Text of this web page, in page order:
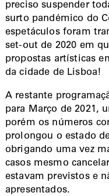
preciso suspender
surto pandémico do
espetáculos foram
set-out de 2020 em
propostas artísticas
da cidade de Lisboa!
A restante
para Março de 2021,
porém os números
prolongou o estado
obrigando uma vez
casos mesmo
estavam previstos e
apresentados.